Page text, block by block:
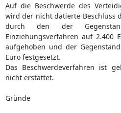
Auf die Beschwerde des
wird der nicht datierte Beschluss
durch den der
Einziehungsverfahren auf 2.400
aufgehoben und der
Euro festgesetzt.
Das Beschwerdeverfahren ist
nicht erstattet.
Gründe